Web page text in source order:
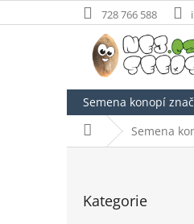
na
728 766 588
Semena konopí
Domů Semena
kategorie
Kategorie